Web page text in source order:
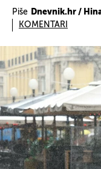
Piše Dnevnik.hr /
KOMENTARI